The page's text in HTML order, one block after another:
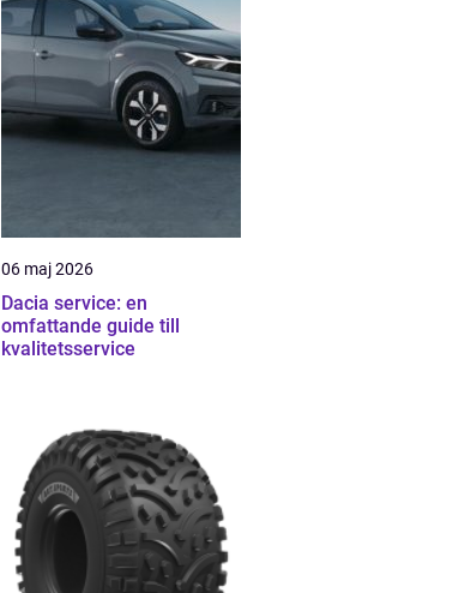
06 maj 2026
Dacia service: en
omfattande guide till
kvalitetsservice